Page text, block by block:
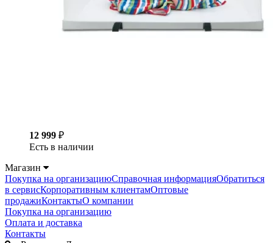
12 999 ₽
Есть в наличии
Магазин
Покупка на организациюСправочная информацияОбратиться
в сервисКорпоративным клиентамОптовые
продажиКонтактыО компании
Покупка на организацию
Оплата и доставка
Контакты